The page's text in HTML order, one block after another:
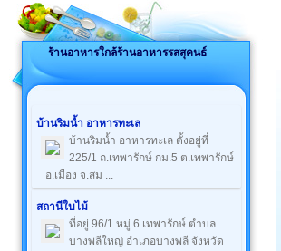
ร้านอาหารใกล้ร้านอาหารรสสุคนธ์
บ้านริมน้ำ อาหารทะเล
บ้านริมน้ำ อาหารทะเล ตั้งอยู่ที่
225/1 ถ.เทพารักษ์ กม.5 ต.เทพารักษ์
อ.เมือง จ.สม ...
สถานีใบไม้
ที่อยู่ 96/1 หมู่ 6 เทพารักษ์ ตำบล
บางพลีใหญ่ อำเภอบางพลี จังหวัด